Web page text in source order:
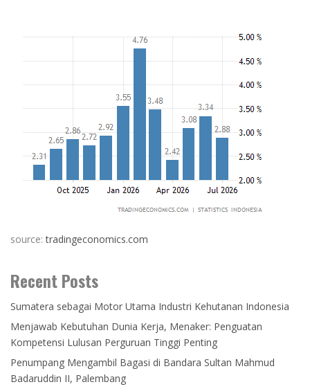
source:tradingeconomics.com
Recent Posts
Sumatera sebagai Motor Utama Industri Kehutanan Indonesia
Menjawab Kebutuhan Dunia Kerja, Menaker: Penguatan
Kompetensi Lulusan Perguruan Tinggi Penting
Penumpang Mengambil Bagasi di Bandara Sultan Mahmud
Badaruddin II, Palembang